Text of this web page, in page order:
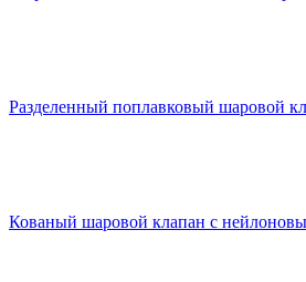
Разделенный поплавковый шаровой
Кованый шаровой клапан с